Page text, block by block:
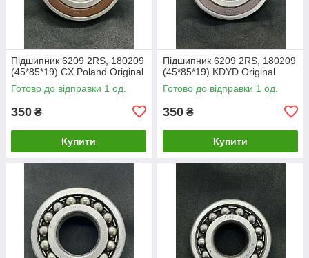
Підшипник 6209 2RS, 180209
(45*85*19) CX Poland Original
Готово до відправки 1 од.
350 ₴
Купити
Підшипник 6209 2RS, 180209
(45*85*19) KDYD Original
Готово до відправки 1 од.
350 ₴
Купити